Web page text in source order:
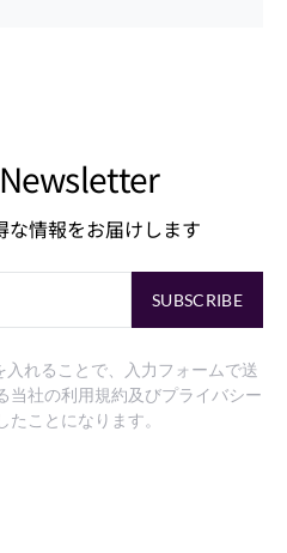
な情報をお届けします
SUBSCRIBE
入れることで、入力フォームで送
当社の利用規約及びプライバシー
たことになります。